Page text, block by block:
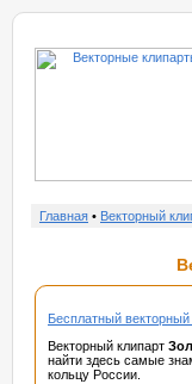
Главная • Векторный
Бесплатный
Векторный клипарт
найти здесь самые
кольцу России.